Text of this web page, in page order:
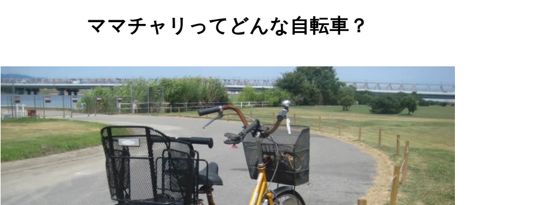
ママチャリってどんな自転車？